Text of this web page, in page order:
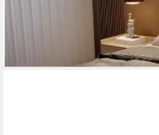
-60%
lieferbar - in 6-7 Werktagen bei dir
+1